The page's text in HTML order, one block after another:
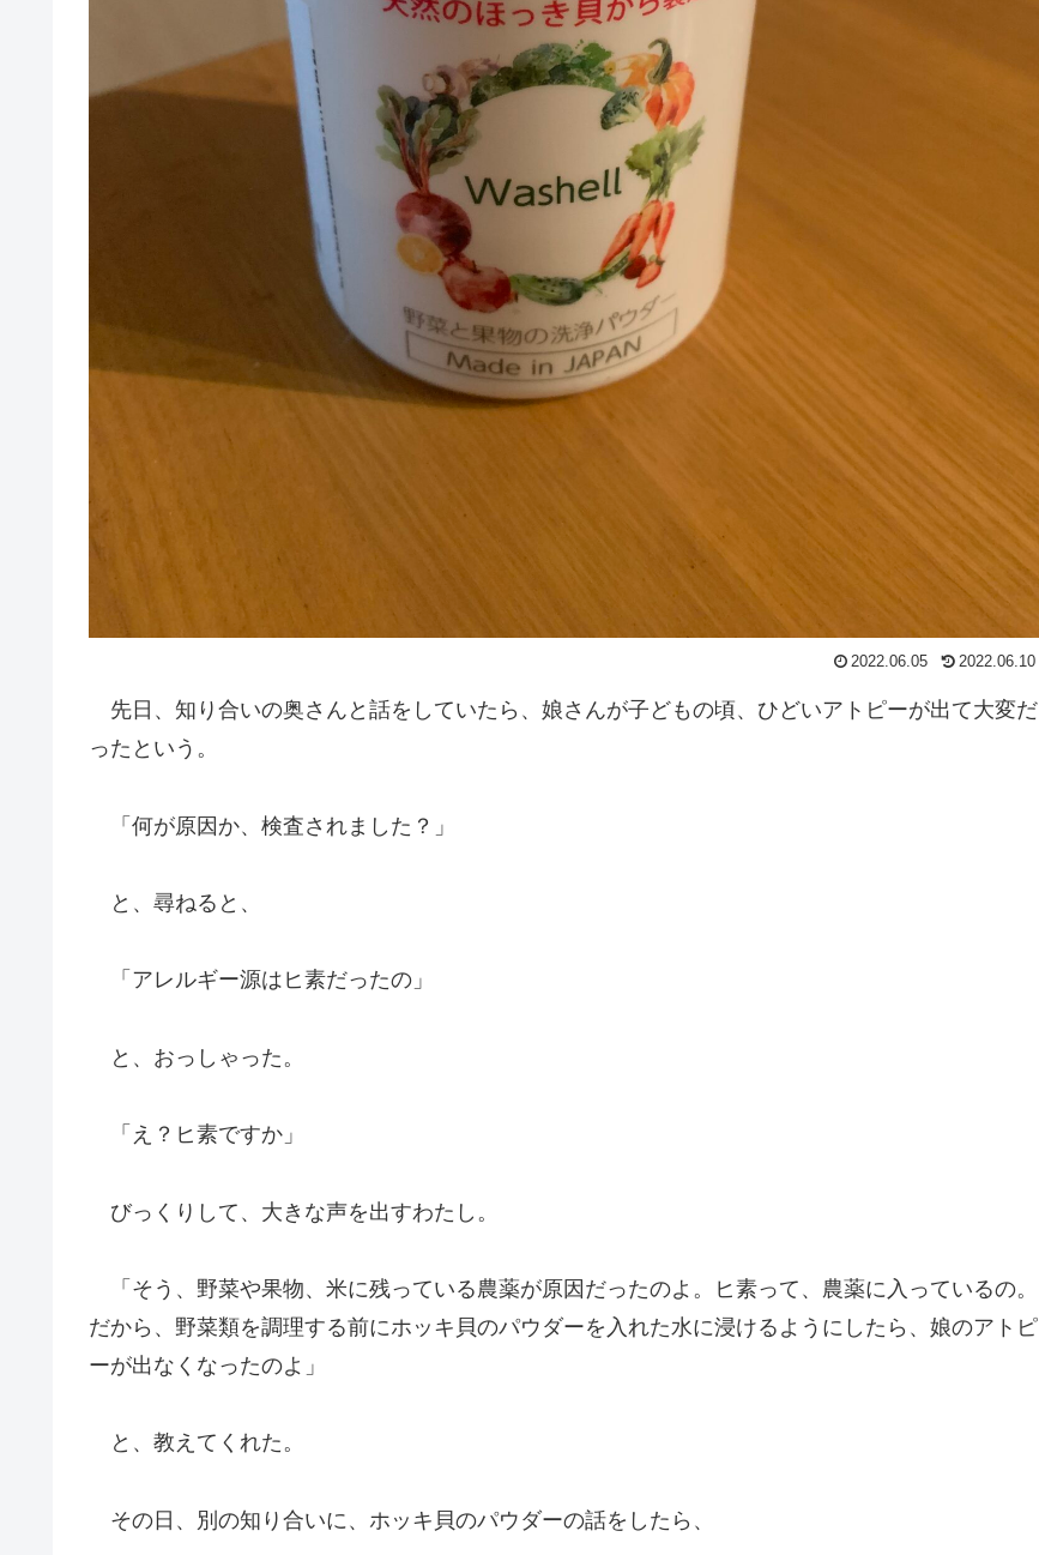
2022.06.05 2022.06.10
先日、知り合いの奥さんと話をしていたら、娘さんが子どもの頃、ひどいアトピーが出て大変だ
ったという。
「何が原因か、検査されました？」
と、尋ねると、
「アレルギー源はヒ素だったの」
と、おっしゃった。
「え？ヒ素ですか」
びっくりして、大きな声を出すわたし。
「そう、野菜や果物、米に残っている農薬が原因だったのよ。ヒ素って、農薬に入っているの。
だから、野菜類を調理する前にホッキ貝のパウダーを入れた水に浸けるようにしたら、娘のアトピ
ーが出なくなったのよ」
と、教えてくれた。
その日、別の知り合いに、ホッキ貝のパウダーの話をしたら、